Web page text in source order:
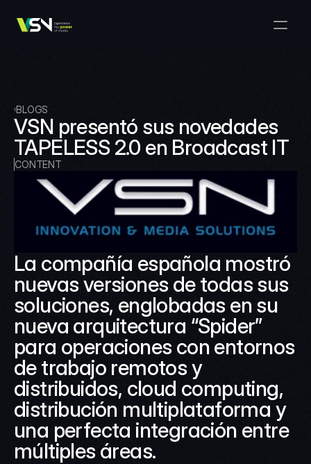
VSN Crea
VSN One TV
VSN Arena
VSN News Connect
VSNExplorer + VSNOne TV
Media Production Workflow
VSNExplorer + Wedit
Media Exchange
VSNExplorer
News & Live Entertainment
VSN NewsConnect + VSN AI
Smart Scheduling
VSNExplorer + VSNCrea
Company
Select Language
English
EN TALK TO US
BLOGS
VSN presentó sus novedades
TAPELESS 2.0 en Broadcast IT
CONTENT
La compañía española mostró
nuevas versiones de todas sus
soluciones, englobadas en su
nueva arquitectura “Spider”
para operaciones con entornos
de trabajo remotos y
distribuidos, cloud computing,
distribución multiplataforma y
una perfecta integración entre
múltiples áreas.